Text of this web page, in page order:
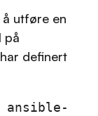
utføre en
på
definert
ansible-